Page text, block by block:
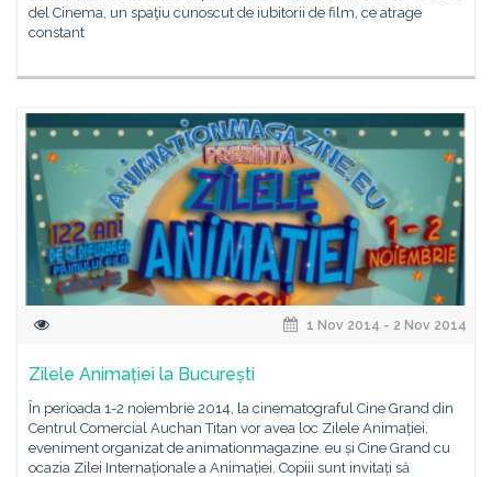
del Cinema, un spaţiu cunoscut de iubitorii de film, ce atrage
constant
1 Nov 2014 - 2 Nov 2014
Zilele Animației la București
În perioada 1-2 noiembrie 2014, la cinematograful Cine Grand din
Centrul Comercial Auchan Titan vor avea loc Zilele Animației,
eveniment organizat de animationmagazine. eu și Cine Grand cu
ocazia Zilei Internaționale a Animației. Copiii sunt invitați să